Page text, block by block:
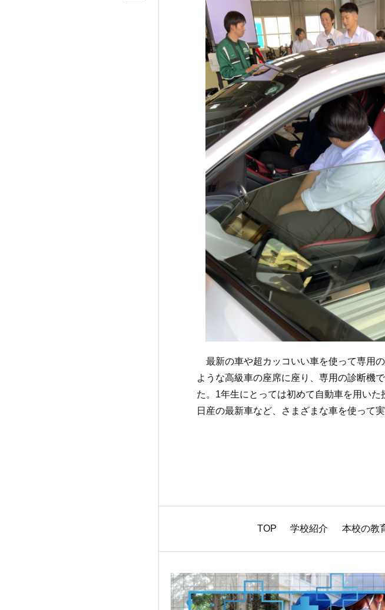
最新の車や超カッコいい車を使って専用
ような高級車の座席に座り、専用の診断機
た。1年生にとっては初めて自動車を用い
日産の最新車など、さまざまな車を使って
TOP 学校紹介 本校の教